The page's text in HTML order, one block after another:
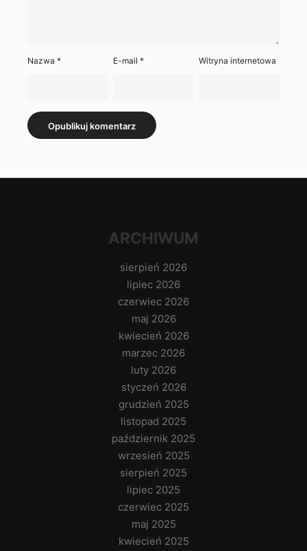
Nazwa * E-mail* Witryna internetowa
ARCHIWUM
sierpień 2026
lipiec 2026
czerwiec 2026
maj 2026
kwiecień 2026
marzec 2026
luty 2026
styczeń 2026
grudzień 2025
listopad 2025
październik 2025
wrzesień 2025
sierpień 2025
lipiec 2025
czerwiec 2025
maj 2025
kwiecień 2025